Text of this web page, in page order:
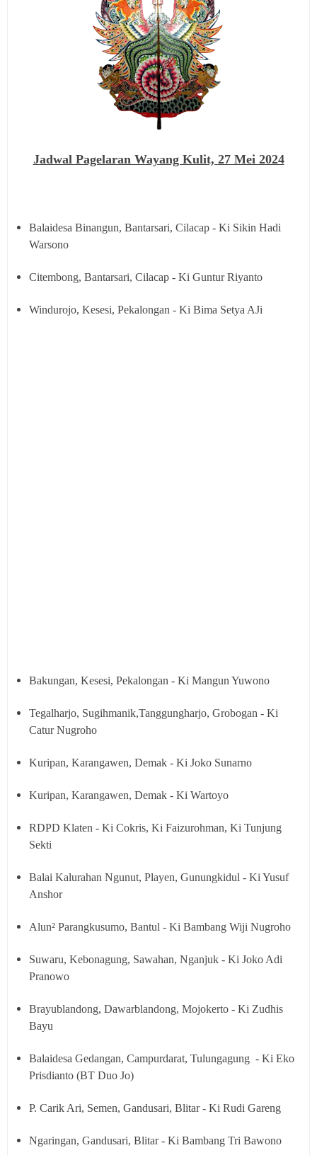
Jadwal Pagelaran Wayang Kulit, 27 Mei 2024
Balaidesa Binangun, Bantarsari, Cilacap - Ki Sikin Hadi
Warsono
Citembong, Bantarsari, Cilacap - Ki Guntur Riyanto
Windurojo, Kesesi, Pekalongan - Ki Bima Setya AJi
Bakungan, Kesesi, Pekalongan - Ki Mangun Yuwono
Tegalharjo, Sugihmanik,Tanggungharjo, Grobogan - Ki
Catur Nugroho
Kuripan, Karangawen, Demak - Ki Joko Sunarno
Kuripan, Karangawen, Demak - Ki Wartoyo
RDPD Klaten - Ki Cokris, Ki Faizurohman, Ki Tunjung
Sekti
Balai Kalurahan Ngunut, Playen, Gunungkidul - Ki Yusuf
Anshor
Alun² Parangkusumo, Bantul - Ki Bambang Wiji Nugroho
Suwaru, Kebonagung, Sawahan, Nganjuk - Ki Joko Adi
Pranowo
Brayublandong, Dawarblandong, Mojokerto - Ki Zudhis
Bayu
Balaidesa Gedangan, Campurdarat, Tulungagung - Ki Eko
Prisdianto (BT Duo Jo)
P. Carik Ari, Semen, Gandusari, Blitar - Ki Rudi Gareng
Ngaringan, Gandusari, Blitar - Ki Bambang Tri Bawono